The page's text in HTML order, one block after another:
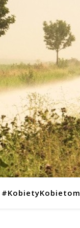
#KobietyKobietom